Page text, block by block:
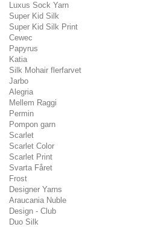
Luxus Sock Yarn
Super Kid Silk
Super Kid Silk Print
Cewec
Papyrus
Katia
Silk Mohair flerfarvet
Jarbo
Alegria
Mellem Raggi
Permin
Pompon garn
Scarlet
Scarlet Color
Scarlet Print
Svarta Fåret
Frost
Designer Yarns
Araucania Nuble
Design - Club
Duo Silk